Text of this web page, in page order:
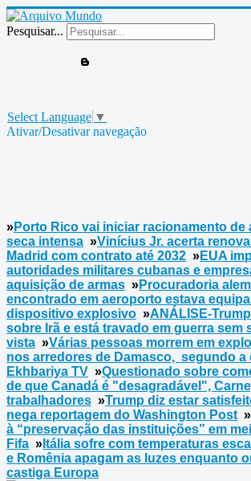
Pesquisar...
Select Language ▼
Ativar/Desativar navegação
»Porto Rico vai iniciar racionamento de
seca intensa »Vinícius Jr. acerta
Madrid com contrato até 2032 »EUA
autoridades militares cubanas e
aquisição de armas »Procuradoria
encontrado em aeroporto estava
dispositivo explosivo »ANÁLISE-
sobre Irã e está travado em guerra sem
vista »Várias pessoas morrem em
nos arredores de Damasco, segundo a
Ekhbariya TV »Questionado sobre
de que Canadá é "desagradável",
trabalhadores »Trump diz estar
nega reportagem do Washington Post »
à “preservação das instituições” em
Fifa » Itália sofre com temperaturas
e Romênia apagam as luzes enquanto
castiga Europa